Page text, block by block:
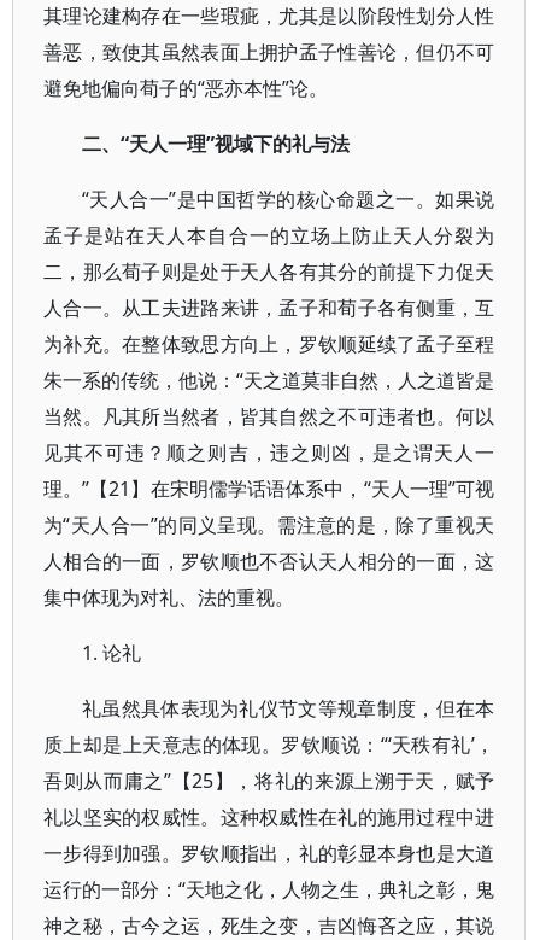
其理论建构存在一些瑕疵，尤其是以阶段性划分人性
善恶，致使其虽然表面上拥护孟子性善论，但仍不可
避免地偏向荀子的“恶亦本性”论。
二、“天人一理”视域下的礼与法
“天人合一”是中国哲学的核心命题之一。如果说
孟子是站在天人本自合一的立场上防止天人分裂为
二，那么荀子则是处于天人各有其分的前提下力促天
人合一。从工夫进路来讲，孟子和荀子各有侧重，互
为补充。在整体致思方向上，罗钦顺延续了孟子至程
朱一系的传统，他说：“天之道莫非自然，人之道皆是
当然。凡其所当然者，皆其自然之不可违者也。何以
见其不可违？顺之则吉，违之则凶，是之谓天人一
理。”【21】在宋明儒学话语体系中，“天人一理”可视
为“天人合一”的同义呈现。需注意的是，除了重视天
人相合的一面，罗钦顺也不否认天人相分的一面，这
集中体现为对礼、法的重视。
1. 论礼
礼虽然具体表现为礼仪节文等规章制度，但在本
质上却是上天意志的体现。罗钦顺说：“‘天秩有礼’，
吾则从而庸之”【25】，将礼的来源上溯于天，赋予
礼以坚实的权威性。这种权威性在礼的施用过程中进
一步得到加强。罗钦顺指出，礼的彰显本身也是大道
运行的一部分：“天地之化，人物之生，典礼之彰，鬼
神之秘，古今之运，死生之变，吉凶悔吝之应，其说